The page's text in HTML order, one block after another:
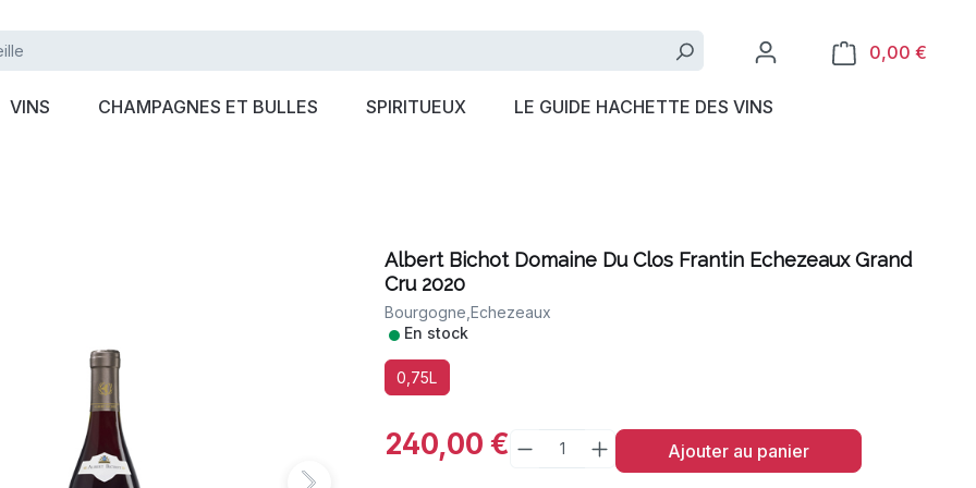
0,00 €
VINS CHAMPAGNES ET BULLES SPIRITUEUX LE GUIDE HACHETTE DES VINS
Albert Bichot Domaine Du Clos Frantin Echezeaux Grand
Cru 2020
Bourgogne, Echezeaux
•En stock
0,75L
240,00 € Ajouter au panier